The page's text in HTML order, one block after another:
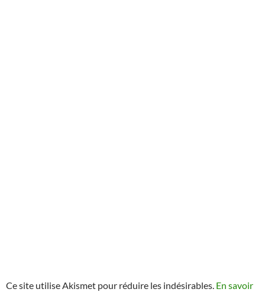
Ce site utilise Akismet pour réduire les indésirables. En savoir